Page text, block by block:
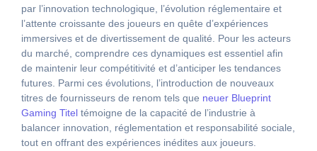
par l’innovation technologique, l’évolution réglementaire et
l’attente croissante des joueurs en quête d’expériences
immersives et de divertissement de qualité. Pour les acteurs
du marché, comprendre ces dynamiques est essentiel afin
de maintenir leur compétitivité et d’anticiper les tendances
futures. Parmi ces évolutions, l’introduction de nouveaux
titres de fournisseurs de renom tels que neuer Blueprint
Gaming Titel témoigne de la capacité de l’industrie à
balancer innovation, réglementation et responsabilité sociale,
tout en offrant des expériences inédites aux joueurs.